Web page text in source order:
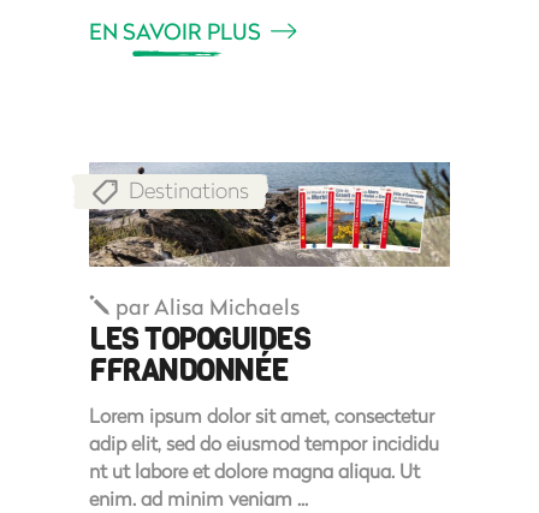
EN SAVOIR PLUS
Destinations
parAlisa Michaels
LES TOPOGUIDES
FFRANDONNÉE
Lorem ipsum dolor sit amet, consectetur
adip elit, sed do eiusmod tempor incididu
nt ut labore et dolore magna aliqua. Ut
enim. ad minim veniam